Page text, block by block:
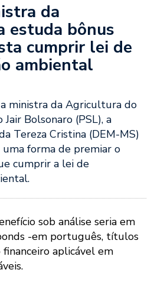
da
estuda bônus
cumprir lei de
ambiental
ministra da Agricultura do
Jair Bolsonaro (PSL), a
Tereza Cristina (DEM-MS)
forma de premiar o
cumprir a lei de
sob análise seria em
-em português, títulos
aplicável em